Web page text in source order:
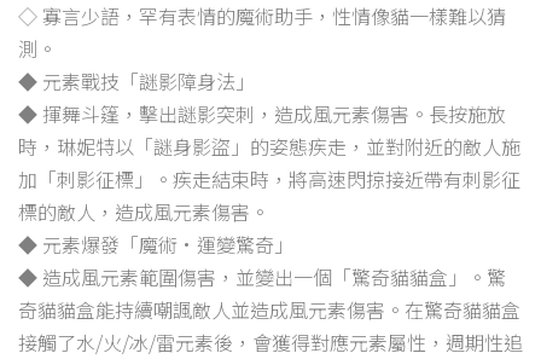
◇ 寡言少語，罕有表情的魔術助手，性情像貓一樣難以猜
測。
◆ 元素戰技「謎影障身法」
◆ 揮舞斗篷，擊出謎影突刺，造成風元素傷害。長按施放
時，琳妮特以「謎身影盜」的姿態疾走，並對附近的敵人施
加「刺影征標」。疾走結束時，將高速閃掠接近帶有刺影征
標的敵人，造成風元素傷害。
◆ 元素爆發「魔術·運變驚奇」
◆ 造成風元素範圍傷害，並變出一個「驚奇貓貓盒」。驚
奇貓貓盒能持續嘲諷敵人並造成風元素傷害。在驚奇貓貓盒
接觸了水/火/冰/雷元素後，會獲得對應元素屬性，週期性追